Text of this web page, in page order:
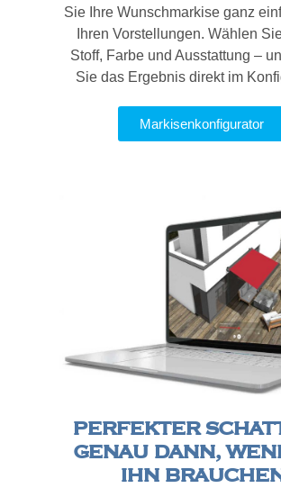
Sie Ihre Wunschmarkise ganz
Ihren Vorstellungen. Wählen
Stoff, Farbe und Ausstattung –
Sie das Ergebnis direkt im
Markisenkonfigurator
PERFEKTER
GENAU DANN,
IHN